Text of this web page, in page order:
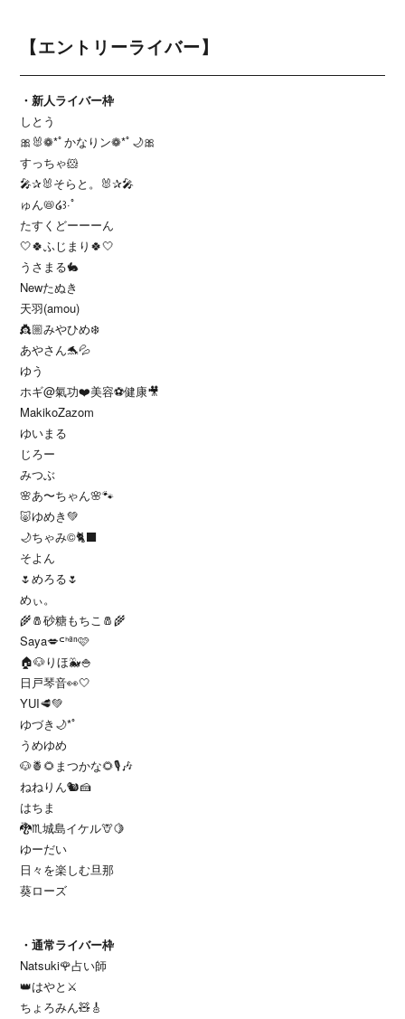
【エントリーライバー】
・新人ライバー枠
しとう
🎀🐰❁*ﾟかなりン❁*ﾟ🌙🎀
すっちゃ🐹
🎤✰︎🐰そらと。🐰✰︎🎤
ゅん📛໒꒱·ﾟ
たすくどーーーん
‎🤍🍀ふじまり🍀‎🤍
うさまる🐇
Newたぬき
天羽(amou)
👸🏼みやひめ❄️
あやさん🐬💦
ゆう
ホギ@氣功❤️美容⚽️健康🎥
MakikoZazom
ゆいまる
じろー
みつぶ
🌸あ〜ちゃん🌸🐾
🐷ゆめき💚
🌙ちゃみ©︎🐈‍⬛
そよん
🌷めろる🌷
めぃ。
🌾🧂砂糖もちこ🧂🌾
Saya💋ᒼᑋªⁿ🩷
🏠🐶りほ🐳🍚
日戸琴音👀🤍
YUI🥩💚
ゆづき🌙*ﾟ
うめゆめ
🐶🍍🌻まつかな🌻🎙️🎶
ねねりん🐿🍰
はちま
🐉♏️城島イケル🦒🍋
ゆーだい
日々を楽しむ旦那
葵ローズ
・通常ライバー枠
Natsuki🌹占い師
👑はやと⚔️
ちょろみん🧸🎸